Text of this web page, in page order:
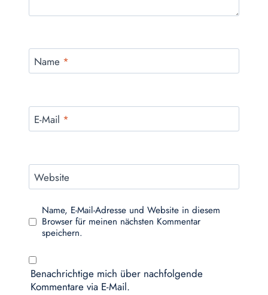
Name *
E-Mail *
Website
Name, E-Mail-Adresse und Website in diesem
Browser für meinen nächsten Kommentar
speichern.
Benachrichtige mich über nachfolgende
Kommentare via E-Mail.